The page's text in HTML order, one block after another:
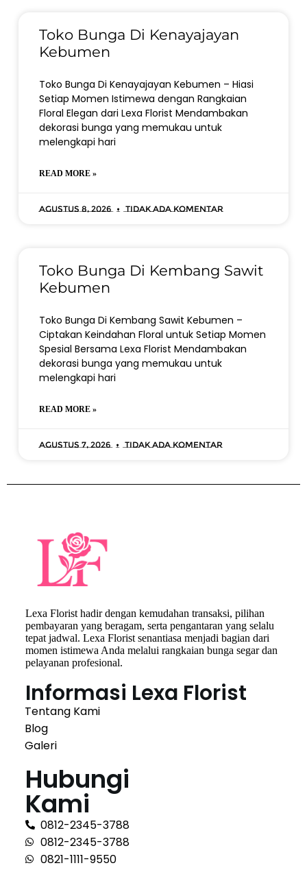
Toko Bunga Di Kenayajayan
Kebumen
Toko Bunga Di Kenayajayan Kebumen – Hiasi
Setiap Momen Istimewa dengan Rangkaian
Floral Elegan dari Lexa Florist Mendambakan
dekorasi bunga yang memukau untuk
melengkapi hari
READ MORE »
Agustus 8, 2026 Tidak ada komentar
Toko Bunga Di Kembang Sawit
Kebumen
Toko Bunga Di Kembang Sawit Kebumen –
Ciptakan Keindahan Floral untuk Setiap Momen
Spesial Bersama Lexa Florist Mendambakan
dekorasi bunga yang memukau untuk
melengkapi hari
READ MORE »
Agustus 7, 2026 Tidak ada komentar
Lexa Florist hadir dengan kemudahan transaksi, pilihan
pembayaran yang beragam, serta pengantaran yang selalu
tepat jadwal. Lexa Florist senantiasa menjadi bagian dari
momen istimewa Anda melalui rangkaian bunga segar dan
pelayanan profesional.
Informasi Lexa Florist
Tentang Kami
Blog
Galeri
Hubungi
Kami
0812-2345-3788
0812-2345-3788
0821-1111-9550